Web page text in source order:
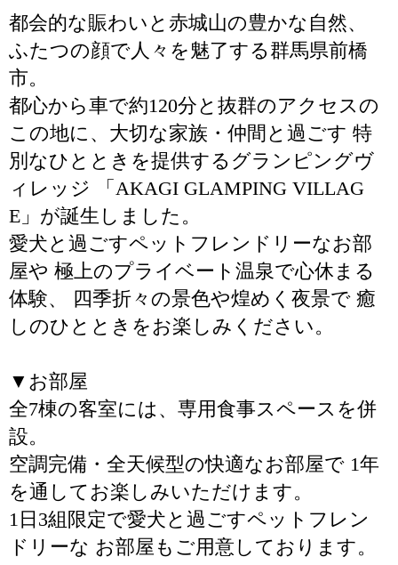
都会的な賑わいと赤城山の豊かな自然、
ふたつの顔で人々を魅了する群馬県前橋
市。
都心から車で約120分と抜群のアクセスの
この地に、大切な家族・仲間と過ごす 特
別なひとときを提供するグランピングヴ
ィレッジ 「AKAGI GLAMPING VILLAG
E」が誕生しました。
愛犬と過ごすペットフレンドリーなお部
屋や 極上のプライベート温泉で心休まる
体験、 四季折々の景色や煌めく夜景で 癒
しのひとときをお楽しみください。
▼お部屋
全7棟の客室には、専用食事スペースを併
設。
空調完備・全天候型の快適なお部屋で 1年
を通してお楽しみいただけます。
1日3組限定で愛犬と過ごすペットフレン
ドリーな お部屋もご用意しております。